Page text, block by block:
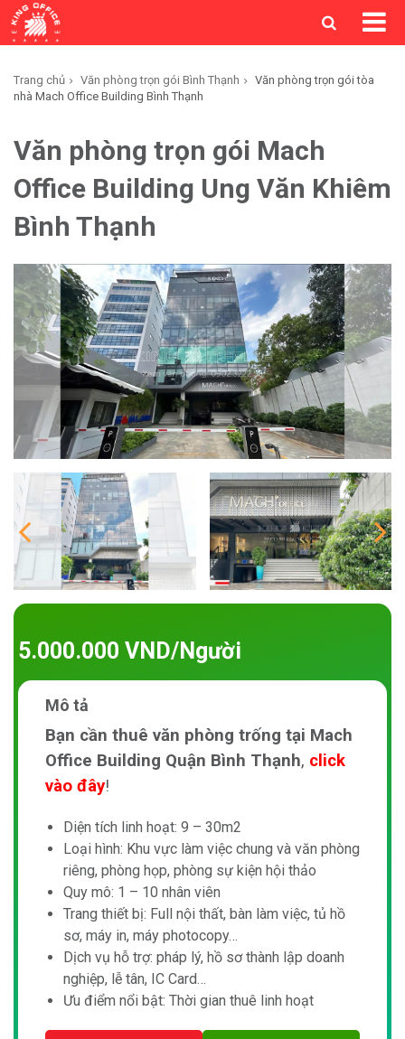
Trang chủ Văn phòng trọn gói Bình Thạnh
Văn phòng trọn gói tòa
nhà Mach Office Building Bình Thạnh
Văn phòng trọn gói Mach
Office Building Ung Văn Khiêm
Bình Thạnh
5.000.000 VND/Người
Mô tả
Bạn cần thuê văn phòng trống tại Mach
Office Building Quận Bình Thạnh, click
vào đây!
Diện tích linh hoạt: 9 – 30m2
Loại hình: Khu vực làm việc chung và văn phòng
riêng, phòng họp, phòng sự kiện hội thảo
Quy mô: 1 – 10 nhân viên
Trang thiết bị: Full nội thất, bàn làm việc, tủ hồ
sơ, máy in, máy photocopy…
Dịch vụ hỗ trợ: pháp lý, hồ sơ thành lập doanh
nghiệp, lễ tân, IC Card…
Ưu điểm nổi bật: Thời gian thuê linh hoạt